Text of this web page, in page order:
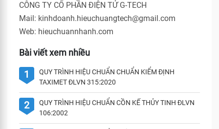
CÔNG TY CỔ PHẦN ĐIỆN TỬ G-TECH
Mail: kinhdoanh.hieuchuangtech@gmail.com
Web: hieuchuannhanh.com
Bài viết xem nhiều
1
QUY TRÌNH HIỆU CHUẨN CHUẨN KIỂM ĐỊNH
TAXIMET ĐLVN 315:2020
2
QUY TRÌNH HIỆU CHUẨN CỒN KẾ THỦY TINH ĐLVN
106:2002